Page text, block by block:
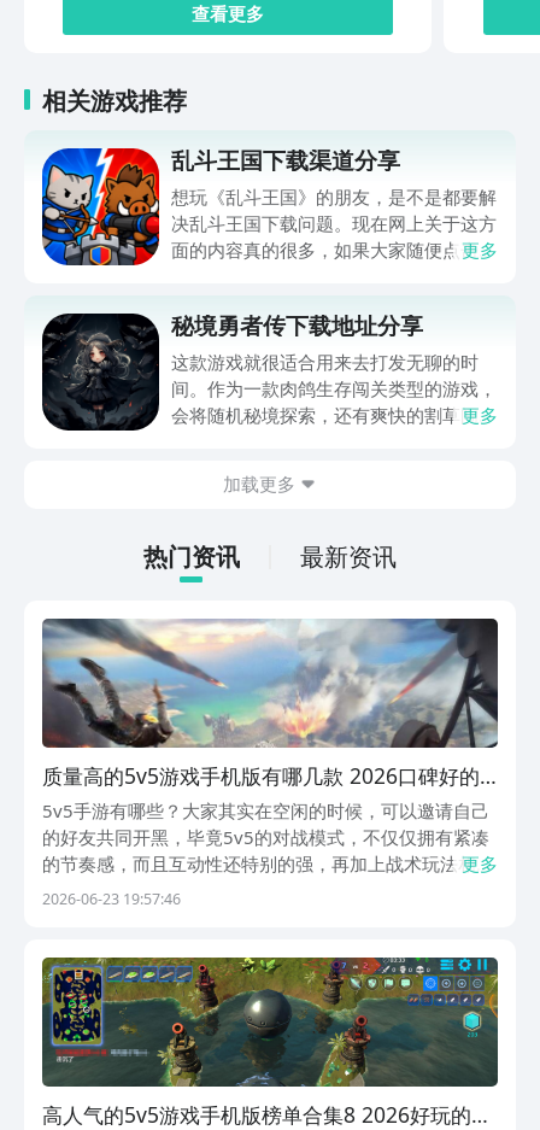
查看更多
相关游戏推荐
乱斗王国下载渠道分享
想玩《乱斗王国》的朋友，是不是都要解
决乱斗王国下载问题。现在网上关于这方
面的内容真的很多，如果大家随便点击陌
app进行下载会更加方便，九游是手游福
利最多的游戏平台，在这里不仅能够看到
游戏资源，还能及时查看后续的消息、活
动内容等相关信息。
更多
秘境勇者传下载地址分享
这款游戏就很适合用来去打发无聊的时
间。作为一款肉鸽生存闯关类型的游戏，
会将随机秘境探索，还有爽快的割草闯关
接就可以下载。游戏的上手门槛还是比较
打发无聊的时间，可玩性真的比较高。
更多
加载更多
热门资讯 最新资讯
质量高的5v5游戏手机版有哪几款 2026口碑好的
5v5手游合集推荐
5v5手游有哪些？大家其实在空闲的时候，可以邀请自己
的好友共同开黑，毕竟5v5的对战模式，不仅仅拥有紧凑
的节奏感，而且互动性还特别的强，再加上战术玩法相对
独特。所以说很多玩家对它的认可度比较高，其实大家在
更多
2026-06-23 19:57:46
高人气的5v5游戏手机版榜单合集8 2026好玩的